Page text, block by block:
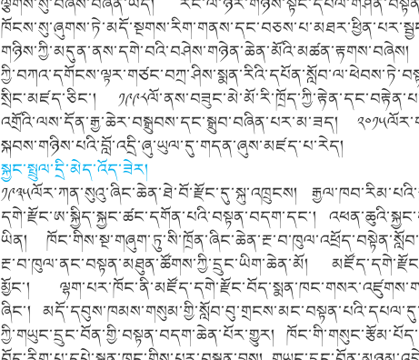
སྲིང་མཛད་ཅིང་།
འགྲོའི་ལས་དོན་རྒྱ་ཆེར་བསྒྲུབས་དང་སྒྲུབ་བཞིན་པར་མ་ཟད།
སྐབས་གཉིས་པའི་བློ་འདྲི་ཞུ་ཡུལ་དུ་གདན་ཞུས་མཛད་པ་རེད།
སྐྱང་སྤྲུལ་དྲི་མེད་འོད་ཟེར།
༡༩༣༥ལོར་ཀན་སུའུ་ཞིང་ཆེན་ཐེ་བོ་རྫོང་དུ་སྐུ་འཁྲུངས།
དགེ་རྫོང་ཨ་སྐྱིད་སྐྱང་ཚང་དགོན་པའི་བསྟན་བདག་དང་།
ཡིན།
རྔ་བ་ཁུལ་ནང་བསྟན་མཐུན་ཚོགས་ཀྱི་དྲུང་ཡིག་ཆེན་མོ།
མྱོང་།
ཞིང་།
ཀྱི་གཡུང་དྲུང་བོན་གྱི་བསྟན་བདག་ཆེན་པོར་གྱུར།